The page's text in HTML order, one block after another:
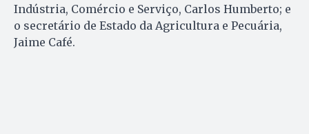
Indústria, Comércio e Serviço, Carlos Humberto; e
o secretário de Estado da Agricultura e Pecuária,
Jaime Café.